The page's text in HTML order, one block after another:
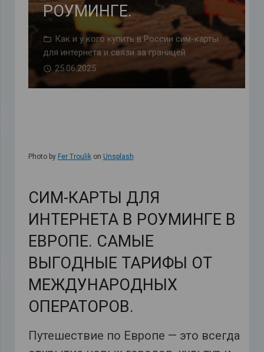
РОУМИНГЕ.
Как и у кого купить в России сим-карты
для интернета и связи за границей
25.06.2025
Photo by Fer Troulikon Unsplash
СИМ-КАРТЫ ДЛЯ
ИНТЕРНЕТА В РОУМИНГЕ В
ЕВРОПЕ. САМЫЕ
ВЫГОДНЫЕ ТАРИФЫ ОТ
МЕЖДУНАРОДНЫХ
ОПЕРАТОРОВ.
Путешествие по Европе — это всегда